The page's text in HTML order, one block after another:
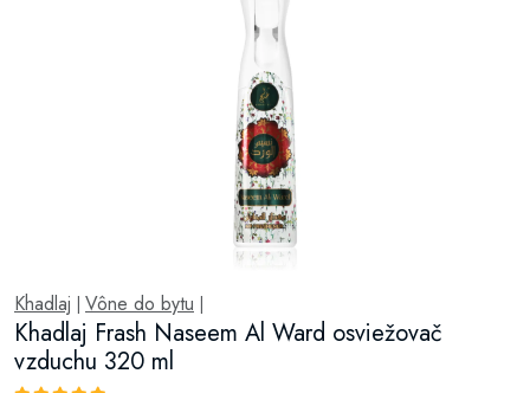
Khadlaj Vône do bytu
Khadlaj Frash Naseem Al Ward osviežovač
vzduchu 320 ml